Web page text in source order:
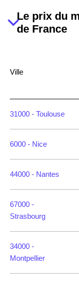
Le prix du
de France
Ville
31000 - Toulouse
6000 - Nice
44000 - Nantes
67000 -
Strasbourg
34000 -
Montpellier